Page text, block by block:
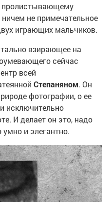
пролистывающему
не примечательное
играющих мальчиков.
взирающее на
сейчас
всей
Степаняном. Он
фотографии, о ее
исключительно
И делает он это, надо
умно и элегантно.